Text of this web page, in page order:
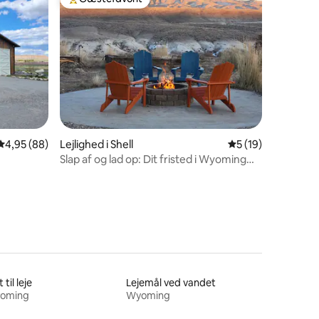
omtaler
ud af 5 i gennemsnitlig bedømmelse, 88 omtaler
4,95 (88)
Bedste gæstefavorit
Lejlighed i Shell 5 ud af 5 i
5 (19)
Slap af og lad op: Dit fristed i Wyoming
til leje
Lejemål ved vandet
Wyoming